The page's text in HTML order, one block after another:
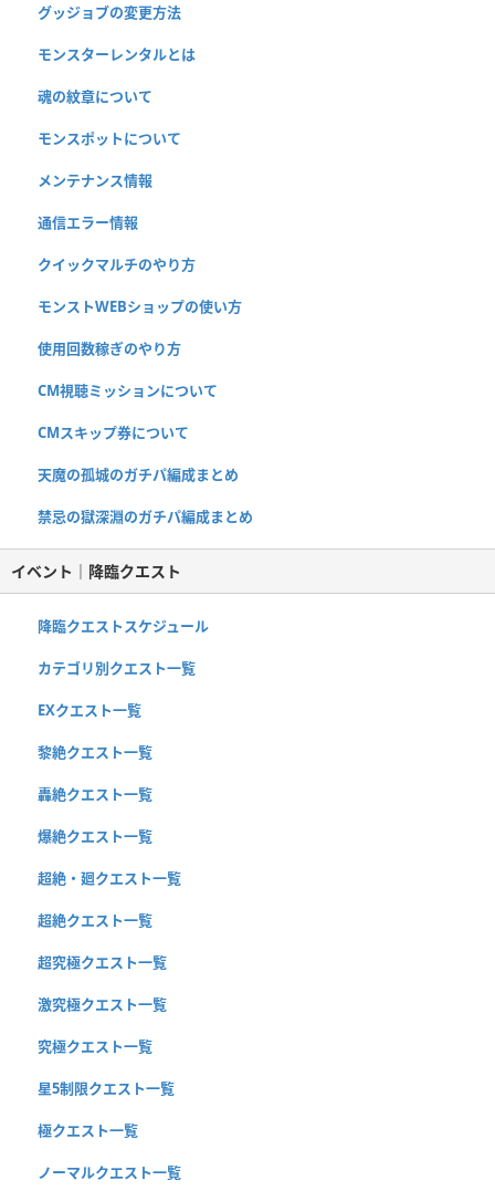
グッジョブの変更方法
モンスターレンタルとは
魂の紋章について
モンスポットについて
メンテナンス情報
通信エラー情報
クイックマルチのやり方
モンストWEBショップの使い方
使用回数稼ぎのやり方
CM視聴ミッションについて
CMスキップ券について
天魔の孤城のガチパ編成まとめ
禁忌の獄深淵のガチパ編成まとめ
イベント｜降臨クエスト
降臨クエストスケジュール
カテゴリ別クエスト一覧
EXクエスト一覧
黎絶クエスト一覧
轟絶クエスト一覧
爆絶クエスト一覧
超絶・廻クエスト一覧
超絶クエスト一覧
超究極クエスト一覧
激究極クエスト一覧
究極クエスト一覧
星5制限クエスト一覧
極クエスト一覧
ノーマルクエスト一覧